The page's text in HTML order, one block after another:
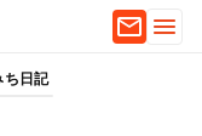
ち日記